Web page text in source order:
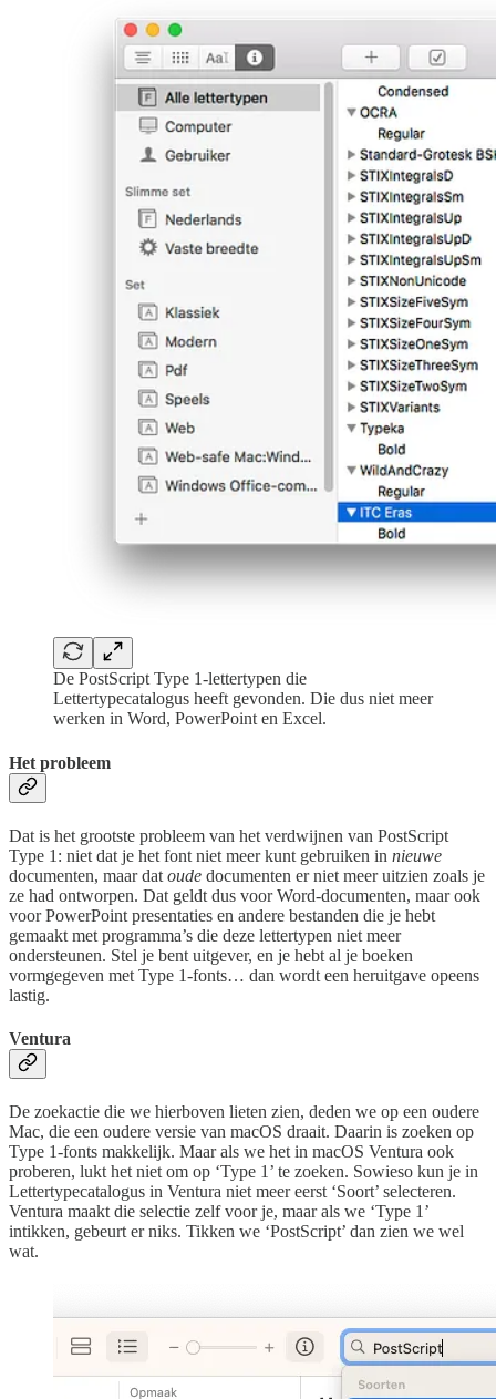
De PostScript Type 1-lettertypen die
Lettertypecatalogus heeft gevonden. Die dus niet meer
werken in Word, PowerPoint en Excel.
Het probleem
Dat is het grootste probleem van het verdwijnen van PostScript
Type 1: niet dat je het font niet meer kunt gebruiken in nieuwe
documenten, maar dat oude documenten er niet meer uitzien zoals je
ze had ontworpen. Dat geldt dus voor Word-documenten, maar ook
voor PowerPoint presentaties en andere bestanden die je hebt
gemaakt met programma’s die deze lettertypen niet meer
ondersteunen. Stel je bent uitgever, en je hebt al je boeken
vormgegeven met Type 1-fonts… dan wordt een heruitgave opeens
lastig.
Ventura
De zoekactie die we hierboven lieten zien, deden we op een oudere
Mac, die een oudere versie van macOS draait. Daarin is zoeken op
Type 1-fonts makkelijk. Maar als we het in macOS Ventura ook
proberen, lukt het niet om op ‘Type 1’ te zoeken. Sowieso kun je in
Lettertypecatalogus in Ventura niet meer eerst ‘Soort’ selecteren.
Ventura maakt die selectie zelf voor je, maar als we ‘Type 1’
intikken, gebeurt er niks. Tikken we ‘PostScript’ dan zien we wel
wat.